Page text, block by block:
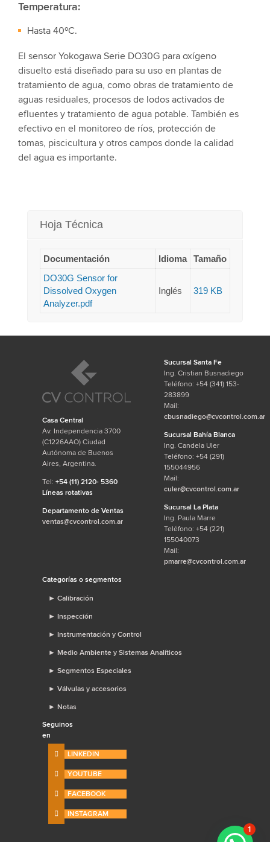
Temperatura:
Hasta 40ºC.
El sensor Yokogawa Serie DO30G para oxígeno
disuelto está diseñado para su uso en plantas de
tratamiento de agua, como obras de tratamiento de
aguas residuales, procesos de lodos activados de
efluentes y tratamiento de agua potable. También es
efectivo en el monitoreo de ríos, protección de
tomas, piscicultura y otros campos donde la calidad
del agua es importante.
Hoja Técnica
Documentación Idioma
Tamaño
DO30G Sensor for
Dissolved Oxygen
Analyzer.pdf
Inglés 319 KB
Casa Central
Av. Independencia 3700
(C1226AAO) Ciudad
Autónoma de Buenos
Aires, Argentina.
Tel: +54 (11) 2120- 5360
Líneas rotativas
Departamento de Ventas
ventas@cvcontrol.com.ar
Sucursal Santa Fe
Ing. Cristian Busnadiego
Teléfono: +54 (341) 153-
283899
Mail:
cbusnadiego@cvcontrol.com.ar
Sucursal Bahía Blanca
Ing. Candela Uler
Teléfono: +54 (291)
155044956
Mail:
culer@cvcontrol.com.ar
Sucursal La Plata
Ing. Paula Marre
Teléfono: +54 (221)
155040073
Mail:
pmarre@cvcontrol.com.ar
Categorías o segmentos
► Calibración
► Inspección
► Instrumentación y Control
► Medio Ambiente y Sistemas Analíticos
► Segmentos Especiales
► Válvulas y accesorios
► Notas
Seguinos
en
LINKEDIN
YOUTUBE
FACEBOOK
INSTAGRAM
1